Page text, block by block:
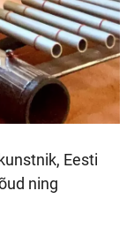
Eesti
ning